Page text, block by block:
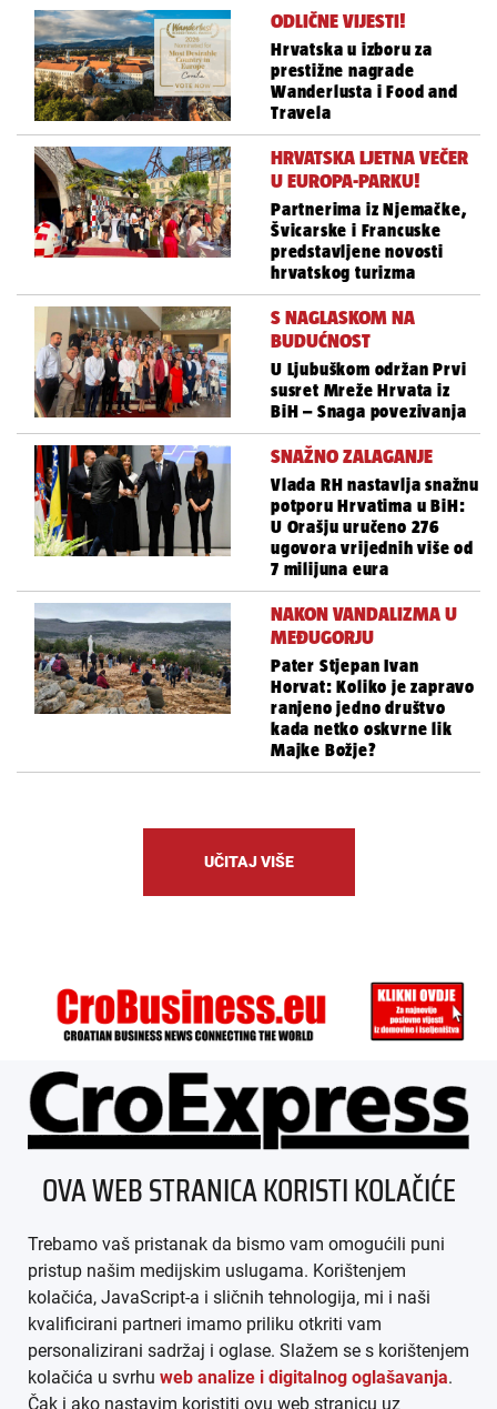
ODLIČNE VIJESTI!
Hrvatska u izboru za
prestižne nagrade
Wanderlusta i Food and
Travela
HRVATSKA LJETNA VEČER
U EUROPA-PARKU!
Partnerima iz Njemačke,
Švicarske i Francuske
predstavljene novosti
hrvatskog turizma
S NAGLASKOM NA
BUDUĆNOST
U Ljubuškom održan Prvi
susret Mreže Hrvata iz
BiH – Snaga povezivanja
SNAŽNO ZALAGANJE
Vlada RH nastavlja snažnu
potporu Hrvatima u BiH:
U Orašju uručeno 276
ugovora vrijednih više od
7 milijuna eura
NAKON VANDALIZMA U
MEĐUGORJU
Pater Stjepan Ivan
Horvat: Koliko je zapravo
ranjeno jedno društvo
kada netko oskvrne lik
Majke Božje?
UČITAJ VIŠE
ÜBER UNS
IMPRESSUM
AGB
DATENSCHUTZ
MEDIADATEN
OVA WEB STRANICA KORISTI KOLAČIĆE
Trebamo vaš pristanak da bismo vam omogućili puni
pristup našim medijskim uslugama. Korištenjem
kolačića, JavaScript-a i sličnih tehnologija, mi i naši
kvalificirani partneri imamo priliku otkriti vam
personalizirani sadržaj i oglase. Slažem se s korištenjem
kolačića u svrhu web analize i digitalnog oglašavanja.
Čak i ako nastavim koristiti ovu web stranicu uz